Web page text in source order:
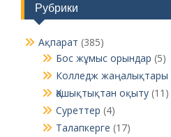
Рубрики
Ақпарат (385)
Бос жұмыс орындар (5)
Колледж жаңалықтары
Қашықтықтан оқыту(11)
Суреттер (4)
Талапкерге (17)